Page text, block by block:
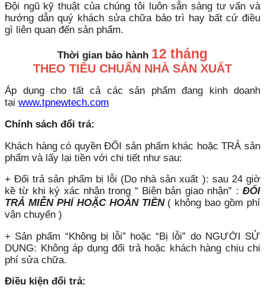
Đội ngũ kỹ thuật của chúng tôi luôn sẵn sàng tư vấn và
hướng dẫn quý khách sửa chữa bảo trì hay bất cứ điều
gì liên quan đến sản phẩm.
Thời gian bảo hành 12 tháng
THEO TIÊU CHUẨN NHÀ SẢN XUẤT
Áp dụng cho tất cả các sản phẩm đang kinh doanh
tại www.tpnewtech.com
Chính sách đổi trả:
Khách hàng có quyền ĐỔI sản phẩm khác hoặc TRẢ sản
phẩm và lấy lại tiền với chi tiết như sau:
+ Đổi trả sản phẩm bị lỗi (Do nhà sản xuất ): sau 24 giờ
kề từ khi ký xác nhận trong “ Biên bản giao nhận” : ĐỔI
TRẢ MIỄN PHÍ HOẶC HOÀN TIỀN( không bao gồm phí
vận chuyển )
+ Sản phẩm “Không bị lỗi” hoặc “Bị lỗi” do NGƯỜI SỬ
DỤNG: Không áp dụng đổi trả hoặc khách hàng chịu chi
phí sửa chữa.
Điều kiện đổi trả: